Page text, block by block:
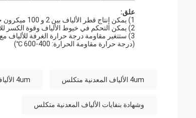
علق:
1) يمكن إنتاج قطر الألياف بين 2 و 100 ميكرون حسب طلب العميل.
2) يمكن التحكم في خيوط الألياف وقوة الكسر للألياف المفردة بناءً على طلب العميل.
(درجة حرارة مقاومة الحرارة: 400-600 ℃)
4um الألياف المعدنية متكلس 4um الألياف المضادة للكهرباء الساكنة
وشهادة بنفايات الألياف المعدنية متكلس